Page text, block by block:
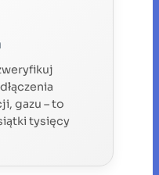
gazu – to
tysięcy